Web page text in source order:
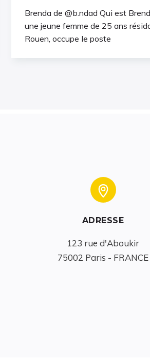
Brenda de @b.ndad Qui est
une jeune femme de 25 ans
Rouen, occupe le poste
ADRESSE
123 rue d'Aboukir
75002 Paris - FRANCE